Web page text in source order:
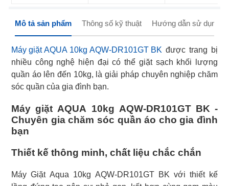
Mô tả sản phẩm Thông số kỹ thuật Hướng dẫn sử dụng
Máy giặt AQUA 10kg AQW-DR101GT BK được trang bị
nhiều công nghệ hiện đại có thể giặt sạch khối lượng
quần áo lên đến 10kg, là giải pháp chuyên nghiệp chăm
sóc quần của gia đình bạn.
Máy giặt AQUA 10kg AQW-DR101GT BK -
Chuyên gia chăm sóc quần áo cho gia đình
bạn
Thiết kế thông minh, chất liệu chắc chắn
Máy Giặt Aqua 10kg AQW-DR101GT BK với thiết kế